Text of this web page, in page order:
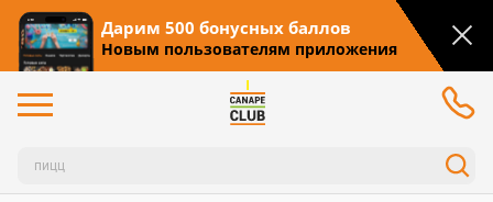
Дарим 500 бонусных баллов
Новым пользователям приложения